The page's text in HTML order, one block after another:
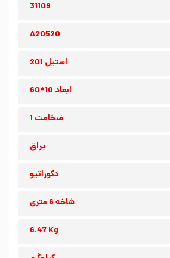
31109
A20520
استیل 201
ابعاد 10*60
ضخامت 1
براق
دکوراتیو
شاخه 6 متری
6.47 Kg